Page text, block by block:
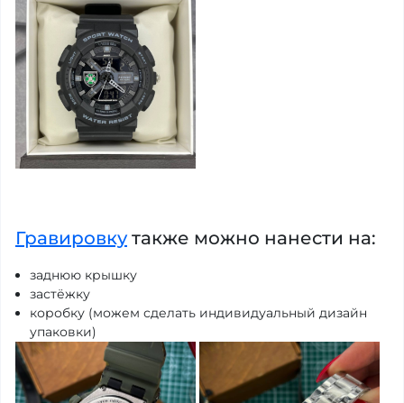
Гравировкутакже можно нанести на:
заднюю крышку
застёжку
коробку (можем сделать индивидуальный дизайн
упаковки)